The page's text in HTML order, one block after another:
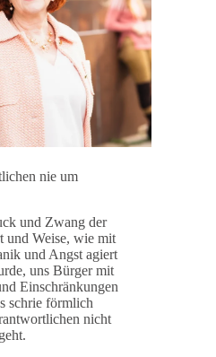
nie um
und Zwang der
und Weise, wie mit
und Angst agiert
uns Bürger mit
Einschränkungen
schrie förmlich
nicht